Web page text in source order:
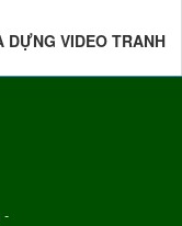
DỰNG VIDEO TRANH
-